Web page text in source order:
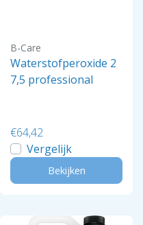
B-Care
Waterstofperoxide 2
7,5 professional
€64,42
Vergelijk
Bekijken